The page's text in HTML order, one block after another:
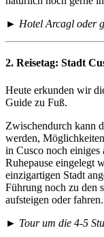
► Hotel Arcagl oder
2. Reisetag: Stadt
Heute erkunden wir
Guide zu Fuß.
Zwischendurch kann
werden,
in Cusco noch einiges
Ruhepause eingelegt
einzigartigen Stadt
Führung noch zu den
aufsteigen oder fahren.
► Tour um die 4-5